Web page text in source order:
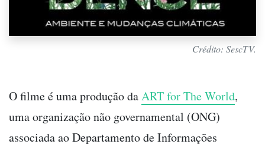
Crédito: SescTV.
O filme é uma produção daART for The World,
uma organização não governamental (ONG)
associada ao Departamento de Informações